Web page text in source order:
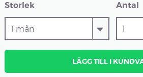
Storlek Antal
LÄGG TILL I